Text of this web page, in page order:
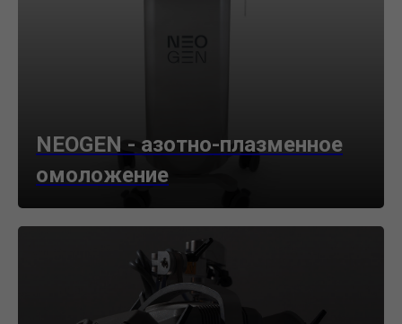
NEOGEN - азотно-плазменное
омоложение